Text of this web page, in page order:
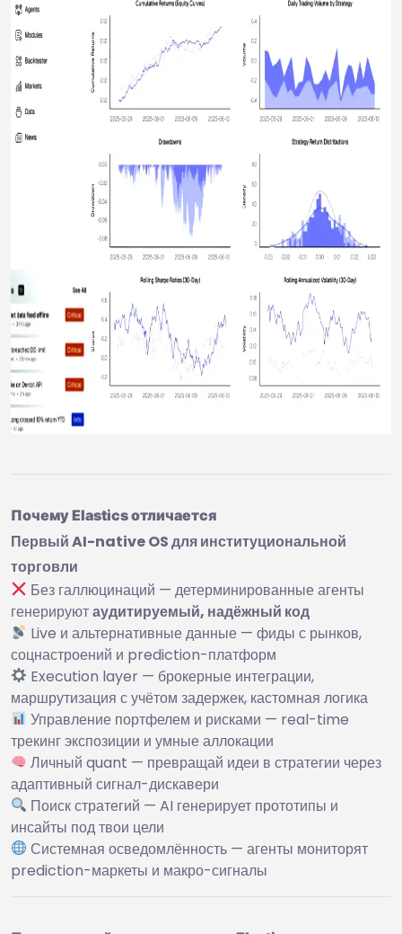
Почему Elastics отличается
Первый AI-native OS для институциональной
торговли
Без галлюцинаций — детерминированные агенты
генерируютаудитируемый, надёжный код
Live и альтернативные данные — фиды с рынков,
соцнастроений и prediction-платформ
Execution layer — брокерные интеграции,
маршрутизация с учётом задержек, кастомная логика
Управление портфелем и рисками — real-time
трекинг экспозиции и умные аллокации
Личный quant — превращай идеи в стратегии через
адаптивный сигнал-дискавери
Поиск стратегий — AI генерирует прототипы и
инсайты под твои цели
Системная осведомлённость — агенты мониторят
prediction-маркеты и макро-сигналы